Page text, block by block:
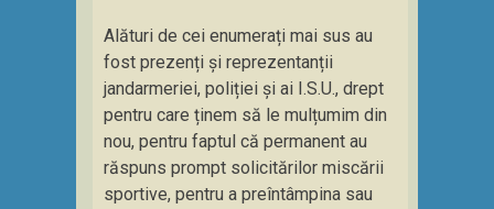
Alături de cei enumerați mai sus au
fost prezenți și reprezentanții
jandarmeriei, poliției și ai I.S.U., drept
pentru care ținem să le mulțumim din
nou, pentru faptul că permanent au
răspuns prompt solicitărilor miscării
sportive, pentru a preîntâmpina sau